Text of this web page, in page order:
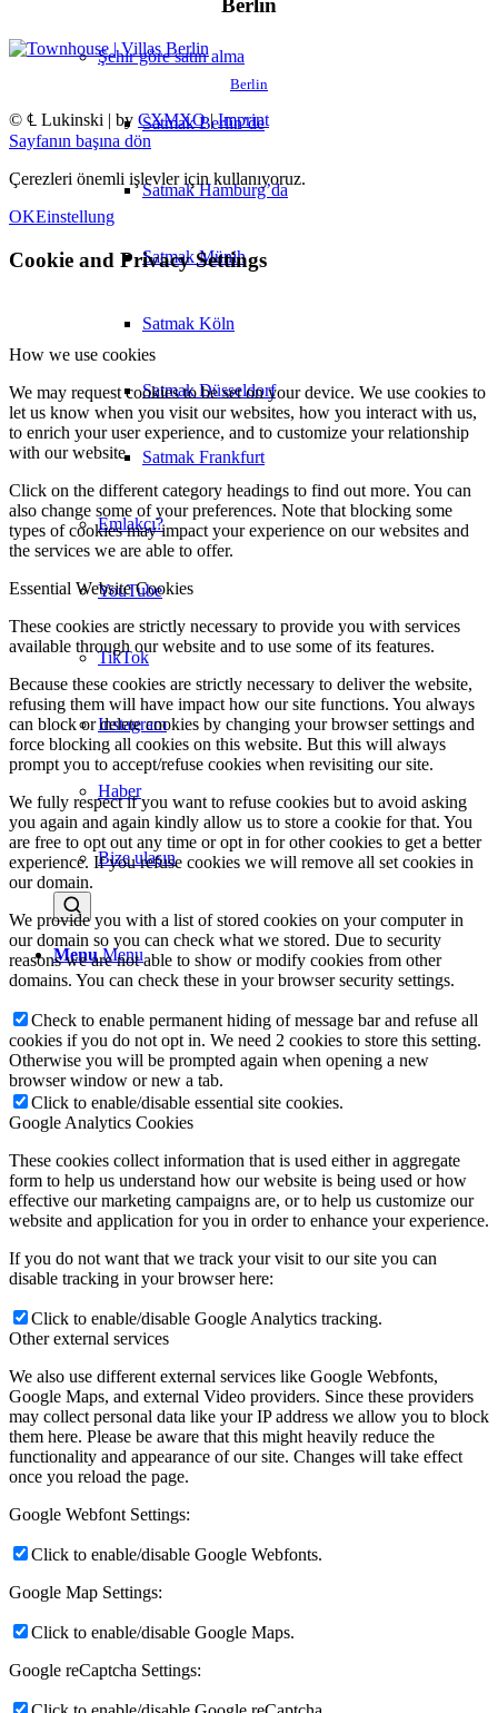
Şehir göre satın alma
Satmak Berlin’de
Satmak Hamburg’da
Satmak Münih
Satmak Köln
Satmak Düsseldorf
Satmak Frankfurt
Emlakçı?
YouTube
TikTok
Instagram
Haber
Bize ulaşın
Menu Menu
Berlin
Berlin
© ℄ Lukinski | by CXMXO|Imprint
Sayfanın başına dön
Çerezleri önemli işlevler için kullanıyoruz.
OKEinstellung
Cookie and Privacy Settings
How we use cookies
We may request cookies to be set on your device. We use cookies to
let us know when you visit our websites, how you interact with us,
to enrich your user experience, and to customize your relationship
with our website.
Click on the different category headings to find out more. You can
also change some of your preferences. Note that blocking some
types of cookies may impact your experience on our websites and
the services we are able to offer.
Essential Website Cookies
These cookies are strictly necessary to provide you with services
available through our website and to use some of its features.
Because these cookies are strictly necessary to deliver the website,
refusing them will have impact how our site functions. You always
can block or delete cookies by changing your browser settings and
force blocking all cookies on this website. But this will always
prompt you to accept/refuse cookies when revisiting our site.
We fully respect if you want to refuse cookies but to avoid asking
you again and again kindly allow us to store a cookie for that. You
are free to opt out any time or opt in for other cookies to get a better
experience. If you refuse cookies we will remove all set cookies in
our domain.
We provide you with a list of stored cookies on your computer in
our domain so you can check what we stored. Due to security
reasons we are not able to show or modify cookies from other
domains. You can check these in your browser security settings.
Check to enable permanent hiding of message bar and refuse all
cookies if you do not opt in. We need 2 cookies to store this setting.
Otherwise you will be prompted again when opening a new
browser window or new a tab.
Click to enable/disable essential site cookies.
Google Analytics Cookies
These cookies collect information that is used either in aggregate
form to help us understand how our website is being used or how
effective our marketing campaigns are, or to help us customize our
website and application for you in order to enhance your experience.
If you do not want that we track your visit to our site you can
disable tracking in your browser here:
Click to enable/disable Google Analytics tracking.
Other external services
We also use different external services like Google Webfonts,
Google Maps, and external Video providers. Since these providers
may collect personal data like your IP address we allow you to block
them here. Please be aware that this might heavily reduce the
functionality and appearance of our site. Changes will take effect
once you reload the page.
Google Webfont Settings:
Click to enable/disable Google Webfonts.
Google Map Settings:
Click to enable/disable Google Maps.
Google reCaptcha Settings: